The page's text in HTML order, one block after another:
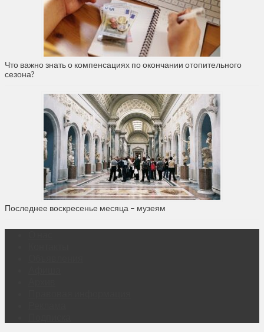
Что важно знать о компенсациях по окончании отопительного
сезона?
Последнее воскресенье месяца – музеям